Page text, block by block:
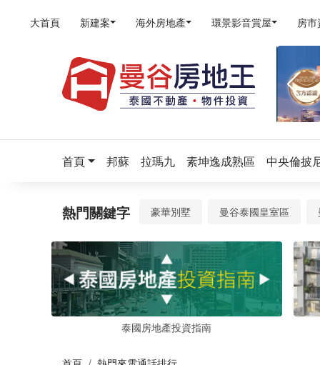
大首頁 新建案 海外房地產 環景影音賞屋 房市
首頁 邦蘇 拉瑪九 素坤逸成熟區 中央倫披
熱門關鍵字 豪華別墅 曼谷泰國皇室區
泰國房地產投資指南